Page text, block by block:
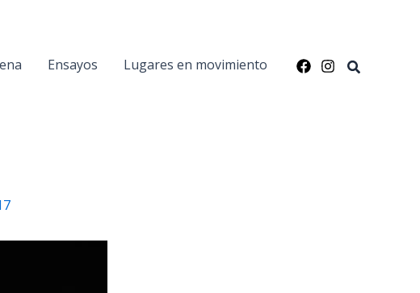
Ensayos Lugares en movimiento Buscar